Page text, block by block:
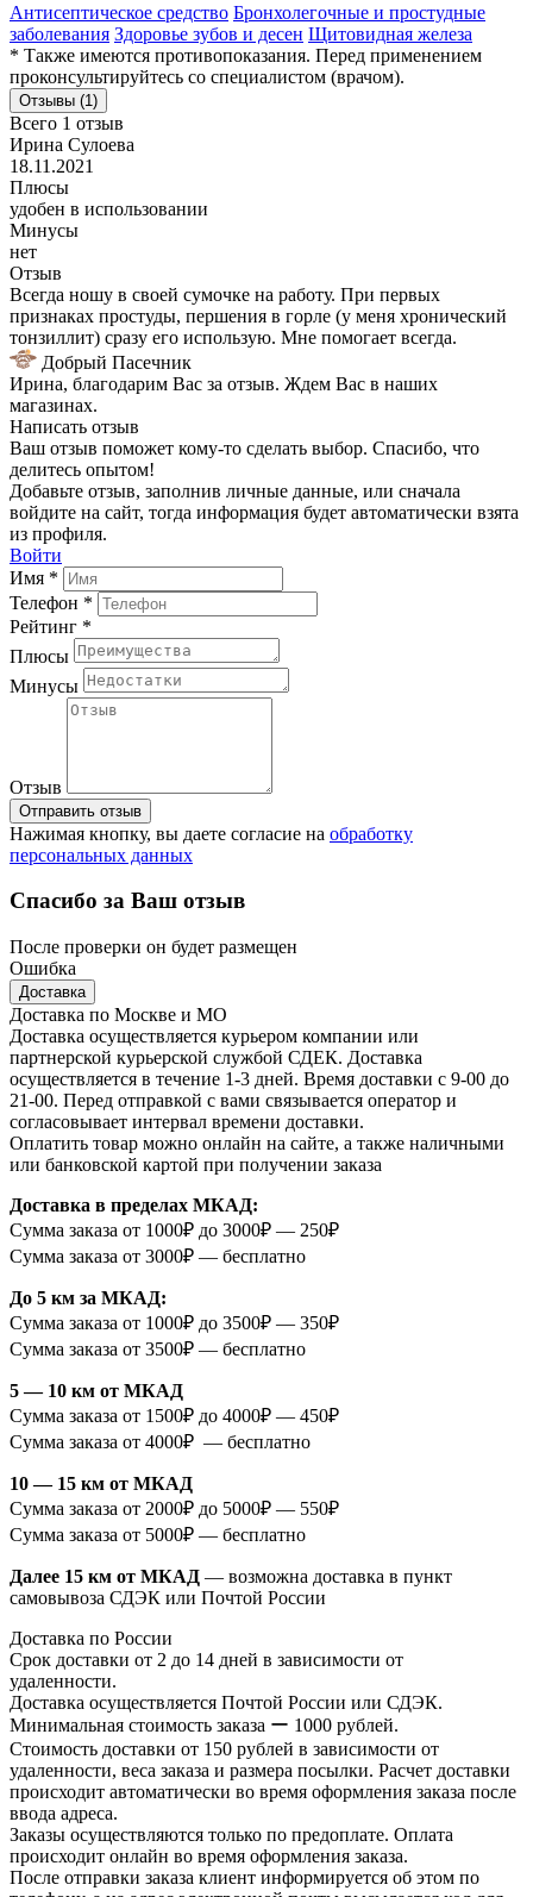
Антисептическое средство Бронхолегочные и простудные
заболевания Здоровье зубов и десен Щитовидная железа
* Также имеются противопоказания. Перед применением
проконсультируйтесь со специалистом (врачом).
Отзывы (1)
Всего 1 отзыв
Ирина Сулоева
18.11.2021
Плюсы
удобен в использовании
Минусы
нет
Отзыв
Всегда ношу в своей сумочке на работу. При первых
признаках простуды, першения в горле (у меня хронический
тонзиллит) сразу его использую. Мне помогает всегда.
Добрый Пасечник
Ирина, благодарим Вас за отзыв. Ждем Вас в наших
магазинах.
Написать отзыв
Ваш отзыв поможет кому-то сделать выбор. Спасибо, что
делитесь опытом!
Добавьте отзыв, заполнив личные данные, или сначала
войдите на сайт, тогда информация будет автоматически взята
из профиля.
Войти
Имя *
Телефон *
Рейтинг *
Плюсы
Минусы
Отзыв
Отправить отзыв
Нажимая кнопку, вы даете согласие на обработку
персональных данных
Спасибо за Ваш отзыв
После проверки он будет размещен
Ошибка
Доставка
Доставка по Москве и МО
Доставка осуществляется курьером компании или
партнерской курьерской службой СДЕК. Доставка
осуществляется в течение 1-3 дней. Время доставки с 9-00 до
21-00. Перед отправкой с вами связывается оператор и
согласовывает интервал времени доставки.
Оплатить товар можно онлайн на сайте, а также наличными
или банковской картой при получении заказа
Доставка в пределах МКАД:
Сумма заказа от 1000₽ до 3000₽ — 250₽
Сумма заказа от 3000₽ — бесплатно
До 5 км за МКАД:
Сумма заказа от 1000₽ до 3500₽ — 350₽
Сумма заказа от 3500₽ — бесплатно
5 — 10 км от МКАД
Сумма заказа от 1500₽ до 4000₽ — 450₽
Сумма заказа от 4000₽ — бесплатно
10 — 15 км от МКАД
Сумма заказа от 2000₽ до 5000₽ — 550₽
Сумма заказа от 5000₽ — бесплатно
Далее 15 км от МКАД — возможна доставка в пункт
самовывоза СДЭК или Почтой России
Доставка по России
Срок доставки от 2 до 14 дней в зависимости от
удаленности.
Доставка осуществляется Почтой России или СДЭК.
Минимальная стоимость заказа ー 1000 рублей.
Стоимость доставки от 150 рублей в зависимости от
удаленности, веса заказа и размера посылки. Расчет доставки
происходит автоматически во время оформления заказа после
ввода адреса.
Заказы осуществляются только по предоплате. Оплата
происходит онлайн во время оформления заказа.
После отправки заказа клиент информируется об этом по